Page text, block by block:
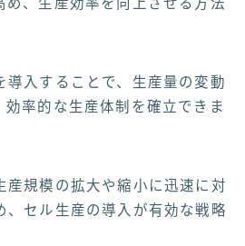
導入することで、生産量の変動
効率的な生産体制を確立できま
産規模の拡大や縮小に迅速に対
、セル生産の導入が有効な戦略